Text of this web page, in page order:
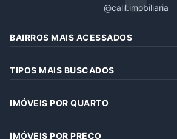
@calil.imobiliaria
BAIRROS MAIS ACESSADOS
TIPOS MAIS BUSCADOS
IMÓVEIS POR QUARTO
IMÓVEIS POR PREÇO